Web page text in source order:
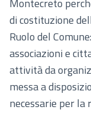
Montecreto
di costituzione
Ruolo del
associazioni e
attività da
messa a
necessarie per